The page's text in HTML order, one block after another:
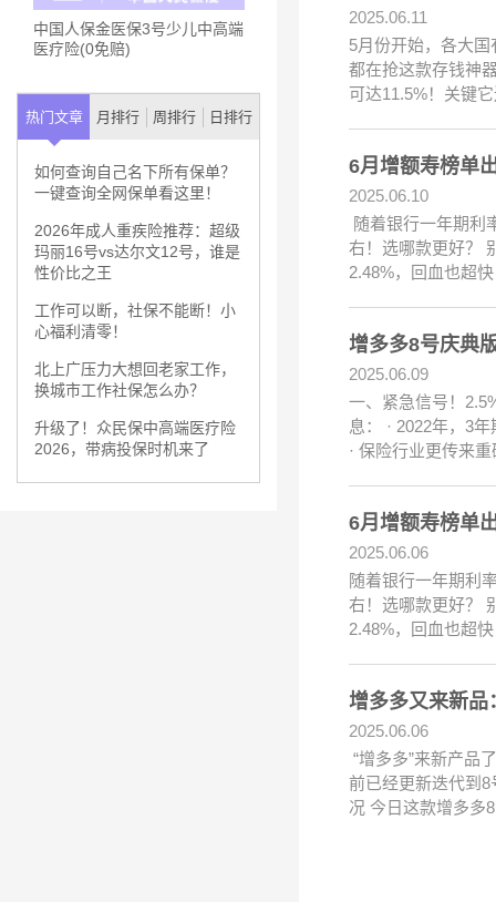
中国人保金医保3号少儿中高端
医疗险(0免赔)
热门文章 月排行 周排行 日排行
如何查询自己名下所有保单？
一键查询全网保单看这里！
2026年成人重疾险推荐：超级
玛丽16号vs达尔文12号，谁是
性价比之王
工作可以断，社保不能断！小
心福利清零！
北上广压力大想回老家工作，
换城市工作社保怎么办？
升级了！众民保中高端医疗险
2026，带病投保时机来了
2025.06.11
5月份开始，各大
都在抢这款存钱神
可达11.5%！关键
6月增额寿榜单
2025.06.10
随着银行一年期利
右！选哪款更好？
2.48%，回血也超
增多多8号庆典
2025.06.09
一、紧急信号！
息： · 2022年，3
· 保险行业更传来
6月增额寿榜单
2025.06.06
随着银行一年期利
右！选哪款更好？
2.48%，回血也超
增多多又来新品
2025.06.06
“增多多”来新产品
前已经更新迭代到
况 今日这款增多多